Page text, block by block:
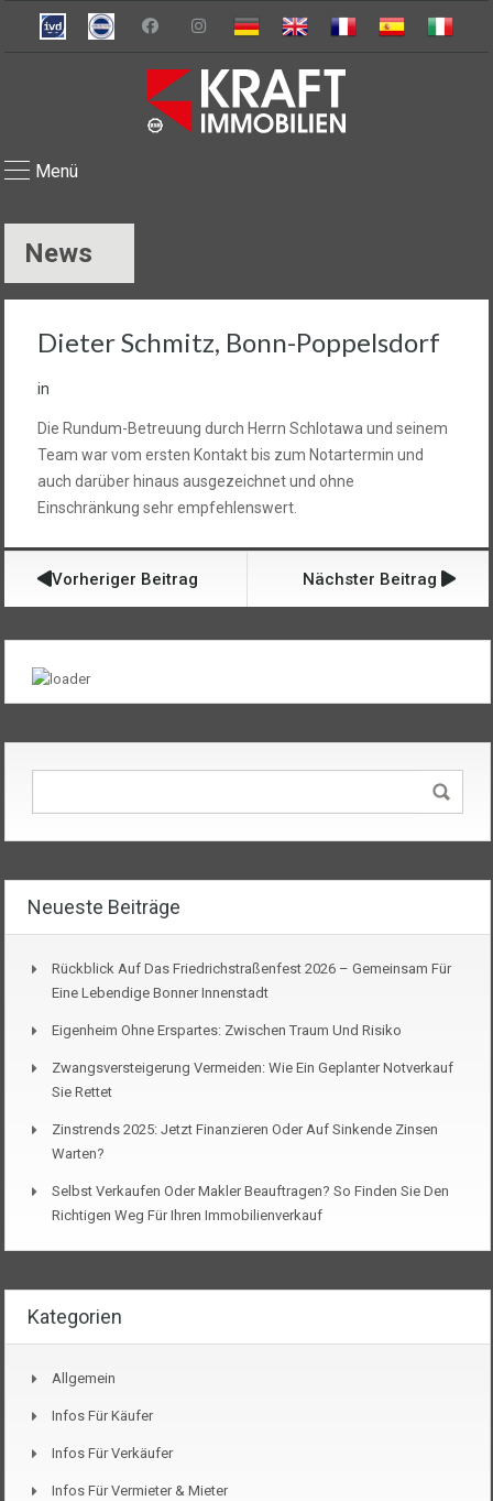
Menü
News
Dieter Schmitz, Bonn-Poppelsdorf
in
Die Rundum-Betreuung durch Herrn Schlotawa und seinem
Team war vom ersten Kontakt bis zum Notartermin und
auch darüber hinaus ausgezeichnet und ohne
Einschränkung sehr empfehlenswert.
Vorheriger Beitrag Nächster Beitrag
Neueste Beiträge
Rückblick Auf Das Friedrichstraßenfest 2026 – Gemeinsam Für
Eine Lebendige Bonner Innenstadt
Eigenheim Ohne Erspartes: Zwischen Traum Und Risiko
Zwangsversteigerung Vermeiden: Wie Ein Geplanter Notverkauf
Sie Rettet
Zinstrends 2025: Jetzt Finanzieren Oder Auf Sinkende Zinsen
Warten?
Selbst Verkaufen Oder Makler Beauftragen? So Finden Sie Den
Richtigen Weg Für Ihren Immobilienverkauf
Kategorien
Allgemein
Infos Für Käufer
Infos Für Verkäufer
Infos Für Vermieter & Mieter